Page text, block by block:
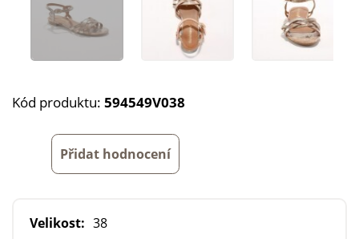
Kód produktu: 594549V038
Přidat hodnocení
Velikost: 38